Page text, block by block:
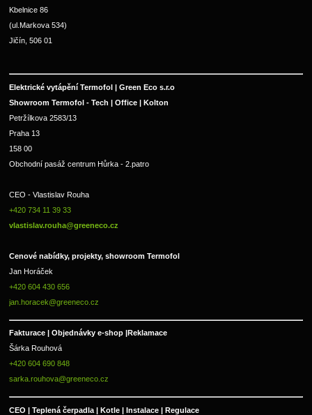
Kbelnice 86
(ul.Markova 534)
Jičín, 506 01
Elektrické vytápění Termofol | Green Eco s.r.o
Showroom Termofol - Tech | Office | Kolton
Petržílkova 2583/13
Praha 13
158 00
Obchodní pasáž centrum Hůrka - 2.patro
CEO - Vlastislav Rouha
+420 734 11 39 33
vlastislav.rouha@greeneco.cz
Cenové nabídky, projekty, showroom Termofol
Jan Horáček
+420 604 430 656
jan.horacek@greeneco.cz
Fakturace | Objednávky e-shop |Reklamace
Šárka Rouhová
+420 604 690 848
sarka.rouhova@greeneco.cz
CEO | Teplená čerpadla | Kotle | Instalace | Regulace